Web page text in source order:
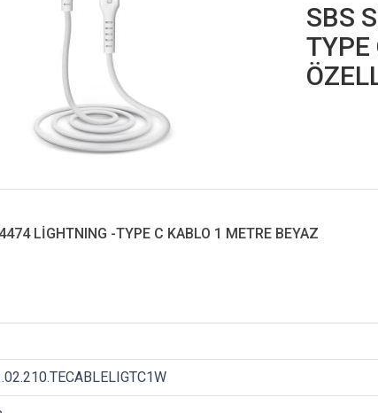
SBS
TYPE
LİGHTNING -TYPE C KABLO 1 METRE BEYAZ